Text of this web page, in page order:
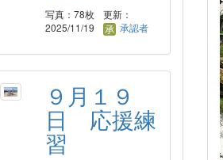
写真：78枚
更新：
2025/11/19
承認者
９月１９
日 応援練
習